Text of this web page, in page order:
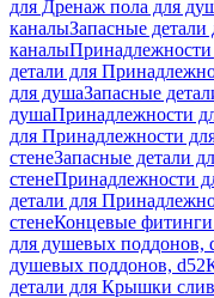
для Дренаж пола для
каналыЗапасные
каналы
детали для
для душаЗапасные
душаПринадлежности
для Принадлежности
стенеЗапасные детали
стенеПринадлежности
детали для
стенеКонцевые
для душевых поддонов,
душевых поддонов, d52
детали для Крышки